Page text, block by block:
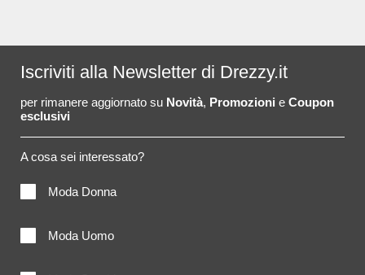
Iscriviti alla Newsletter di Drezzy.it
per rimanere aggiornato su Novità, Promozioni e Coupon
esclusivi
A cosa sei interessato?
Moda Donna
Moda Uomo